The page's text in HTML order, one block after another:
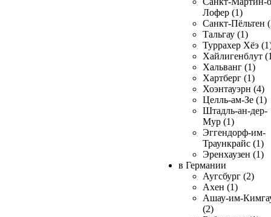
Лофер (1)
Санкт-Пёльтен
Тальгау (1)
Туррахер Хёэ
Хайлигенблут
Хальванг (1)
Хартберг (1)
Хоэнтауэрн (4)
Целль-ам-Зе (1)
Штадль-ан-дер-
Мур (1)
Эггендорф-им-
Траункрайс (1)
Эренхаузен (1)
в Германии
Аугсбург (2)
Ахен (1)
Ашау-им-
(2)